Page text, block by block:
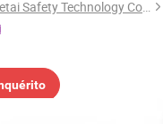
Zhejiang Ketai Safety Technology Co., Ltd